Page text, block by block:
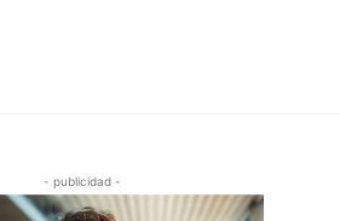
- publicidad -